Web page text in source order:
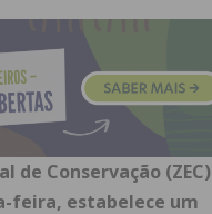
de Conservação (ZEC)
feira, estabelece um